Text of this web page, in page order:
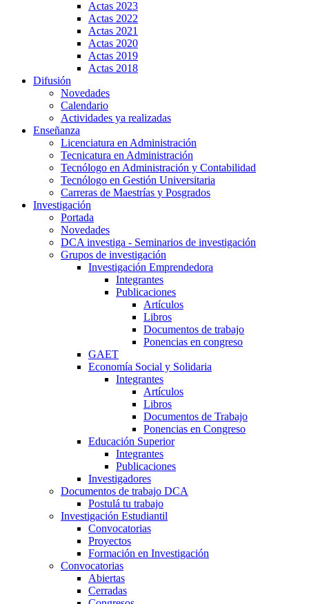
Actas 2023
Actas 2022
Actas 2021
Actas 2020
Actas 2019
Actas 2018
Difusión
Novedades
Calendario
Actividades ya realizadas
Enseñanza
Licenciatura en Administración
Tecnicatura en Administración
Tecnólogo en Administración y Contabilidad
Tecnólogo en Gestión Universitaria
Carreras de Maestrías y Posgrados
Investigación
Portada
Novedades
DCA investiga - Seminarios de investigación
Grupos de investigación
Investigación Emprendedora
Integrantes
Publicaciones
Artículos
Libros
Documentos de trabajo
Ponencias en congreso
GAET
Economía Social y Solidaria
Integrantes
Artículos
Libros
Documentos de Trabajo
Ponencias en Congreso
Educación Superior
Integrantes
Publicaciones
Investigadores
Documentos de trabajo DCA
Postulá tu trabajo
Investigación Estudiantil
Convocatorias
Proyectos
Formación en Investigación
Convocatorias
Abiertas
Cerradas